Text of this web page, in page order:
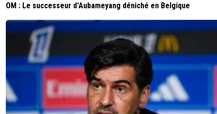
OM : Le successeur d'Aubameyang déniché en Belgique